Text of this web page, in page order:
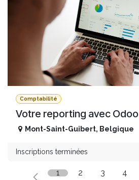
Comptabilité
Votre reporting avec Odoo
Mont-Saint-Guibert, Belgique
Inscriptions terminées
1 2 3 4